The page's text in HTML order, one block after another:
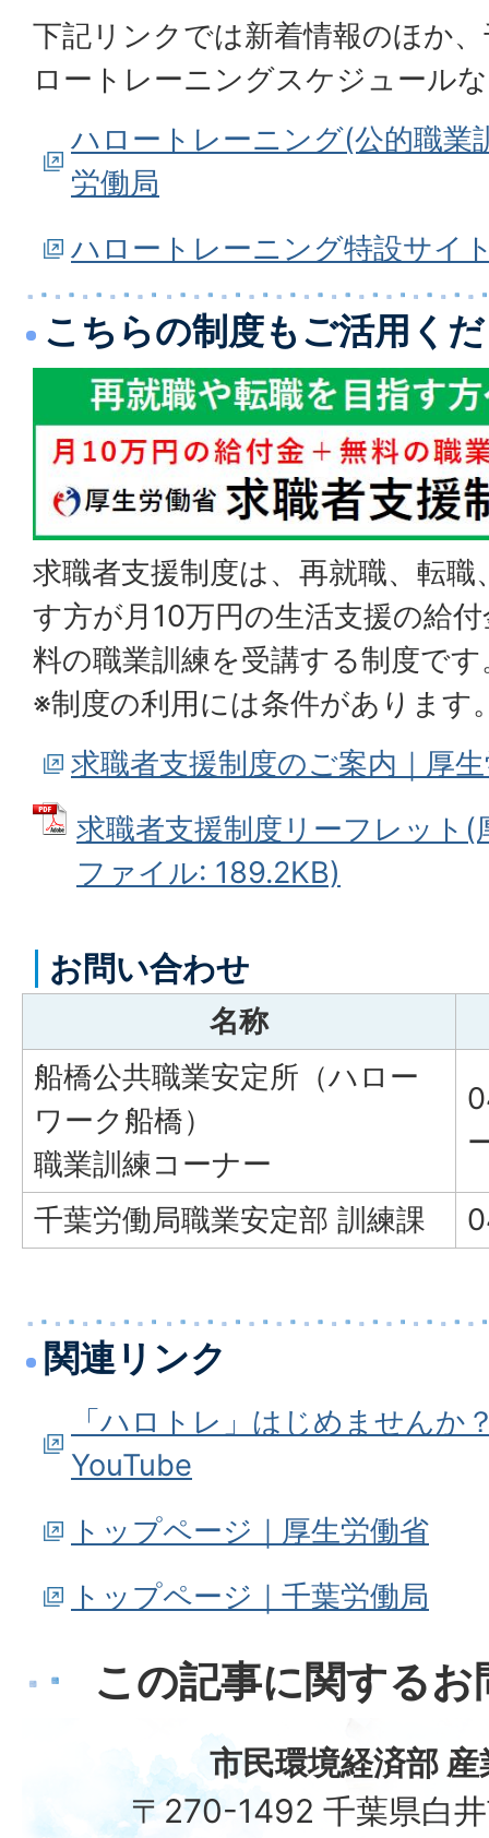
下記リンクでは新着情報のほか
ロートレーニングスケジュール
ハロートレーニング(公的職業
労働局
ハロートレーニング特設サイ
こちらの制度もご活用く
求職者支援制度は、再就職、転
す方が月10万円の生活支援の給
料の職業訓練を受講する制度です
※制度の利用には条件があります
求職者支援制度のご案内｜厚
求職者支援制度リーフレット(
ファイル: 189.2KB)
お問い合わせ
名称
船橋公共職業安定所（ハロー
ワーク船橋）
職業訓練コーナー
千葉労働局職業安定部 訓練課
関連リンク
「ハロトレ」はじめませんか
YouTube
トップページ｜厚生労働省
トップページ｜千葉労働局
この記事に関する
市民環境経済部
〒270-1492 千葉県白